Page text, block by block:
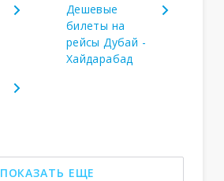
Дешевые
билеты на
рейсы Дубай -
Хайдарабад
ПОКАЗАТЬ ЕЩЕ